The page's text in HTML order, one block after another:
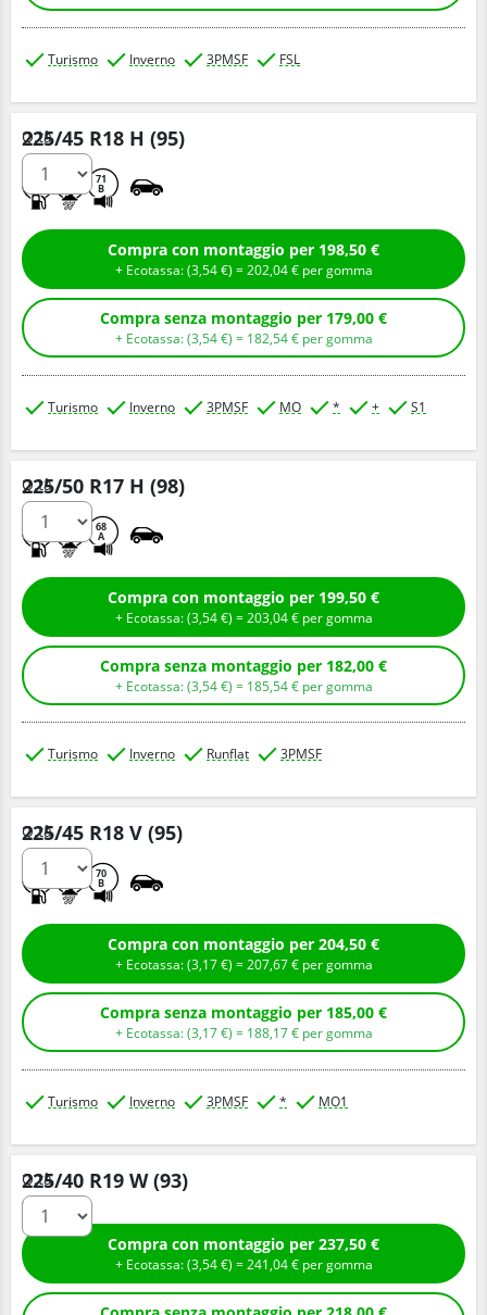
Turismo Inverno 3PMSF FSL
225/45 R18 H (95)
71
B
Q.tà
Compra con montaggio per 198,50 €
+ Ecotassa: (3,54€ ) =202,04€ per gomma
Compra senza montaggio per 179,00 €
+ Ecotassa: (3,54€ ) = 182,54€ per gomma
Turismo Inverno 3PMSF MO * + S1
225/50 R17 H (98)
68
A
Q.tà
Compra con montaggio per 199,50 €
+ Ecotassa: (3,54€ ) =203,04€ per gomma
Compra senza montaggio per 182,00 €
+ Ecotassa: (3,54€ ) = 185,54€ per gomma
Turismo Inverno Runflat 3PMSF
225/45 R18 V (95)
70
B
Q.tà
Compra con montaggio per 204,50 €
+ Ecotassa: (3,17€ ) =207,67€ per gomma
Compra senza montaggio per 185,00 €
+ Ecotassa: (3,17€ ) = 188,17€ per gomma
Turismo Inverno 3PMSF * MO1
225/40 R19 W (93)
Q.tà
Compra con montaggio per 237,50 €
+ Ecotassa: (3,54€ ) =241,04€ per gomma